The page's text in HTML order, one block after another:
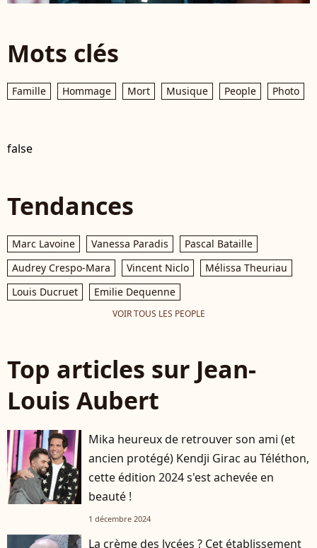
Mots clés
Famille Hommage Mort Musique People Photo
false
Tendances
Marc Lavoine Vanessa Paradis
Pascal Bataille
Audrey Crespo-Mara
Vincent Niclo
Mélissa Theuriau
Louis Ducruet
Emilie Dequenne
VOIR TOUS LES PEOPLE
Top articles sur Jean-
Louis Aubert
Mika heureux de retrouver son ami (et
ancien protégé) Kendji Girac au Téléthon,
cette édition 2024 s'est achevée en
beauté !
1 décembre 2024
La crème des lycées ? Cet établissement